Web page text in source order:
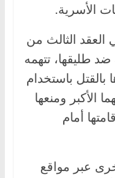
الأسرية.
الثالث من
طليقها، تتهمه
بالقتل باستخدام
الأكبر ومنعها
أمام
عبر مواقع